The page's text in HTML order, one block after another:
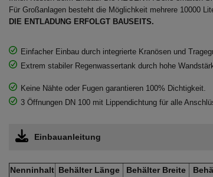
Für Großanlagen besteht die Möglichkeit mehrere 10000
DIE ENTLADUNG ERFOLGT BAUSEITS.
Einfacher Einbau durch integrierte Kranösen und
Extrem stabiler Regenwassertank durch hohe
Keine Nähte oder Fugen garantieren 100% Dichtigkeit.
3 Öffnungen DN 100 mit Lippendichtung für alle
Einbauanleitung
Nenninhalt Behälter Länge
Behälter Breite